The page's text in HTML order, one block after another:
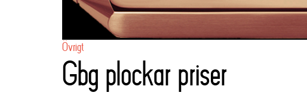
Övrigt
Gbg plockar priser